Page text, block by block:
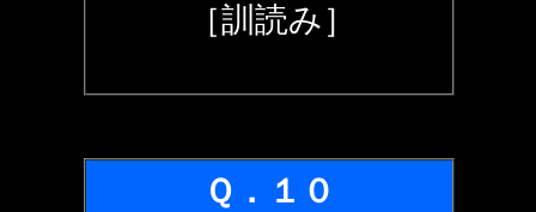
［訓読み］
Ｑ．１０